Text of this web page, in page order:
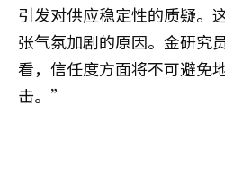
引发对供应稳定性的质疑。
张气氛加剧的原因。金研究
看，信任度方面将不可避免
击。”